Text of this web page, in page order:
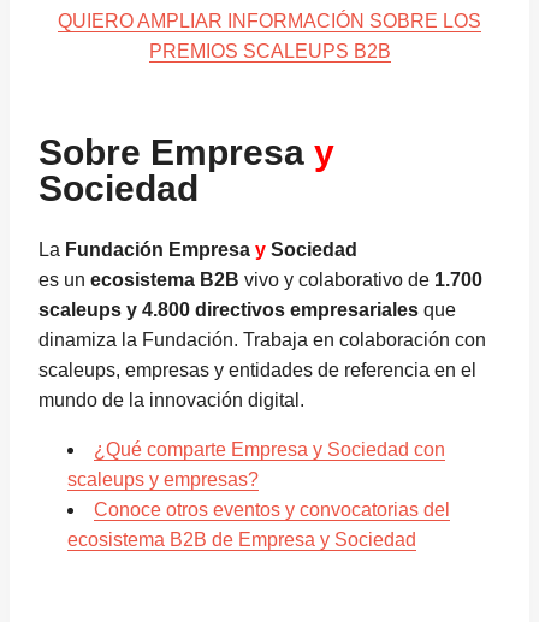
QUIERO AMPLIAR INFORMACIÓN SOBRE LOS
PREMIOS SCALEUPS B2B
Sobre Empresa y
Sociedad
La Fundación Empresa y Sociedad
es un ecosistema B2B vivo y colaborativo de 1.700
scaleups y 4.800 directivos empresariales que
dinamiza la Fundación. Trabaja en colaboración con
scaleups, empresas y entidades de referencia en el
mundo de la innovación digital.
¿Qué comparte Empresa y Sociedad con
scaleups y empresas?
Conoce otros eventos y convocatorias del
ecosistema B2B de Empresa y Sociedad